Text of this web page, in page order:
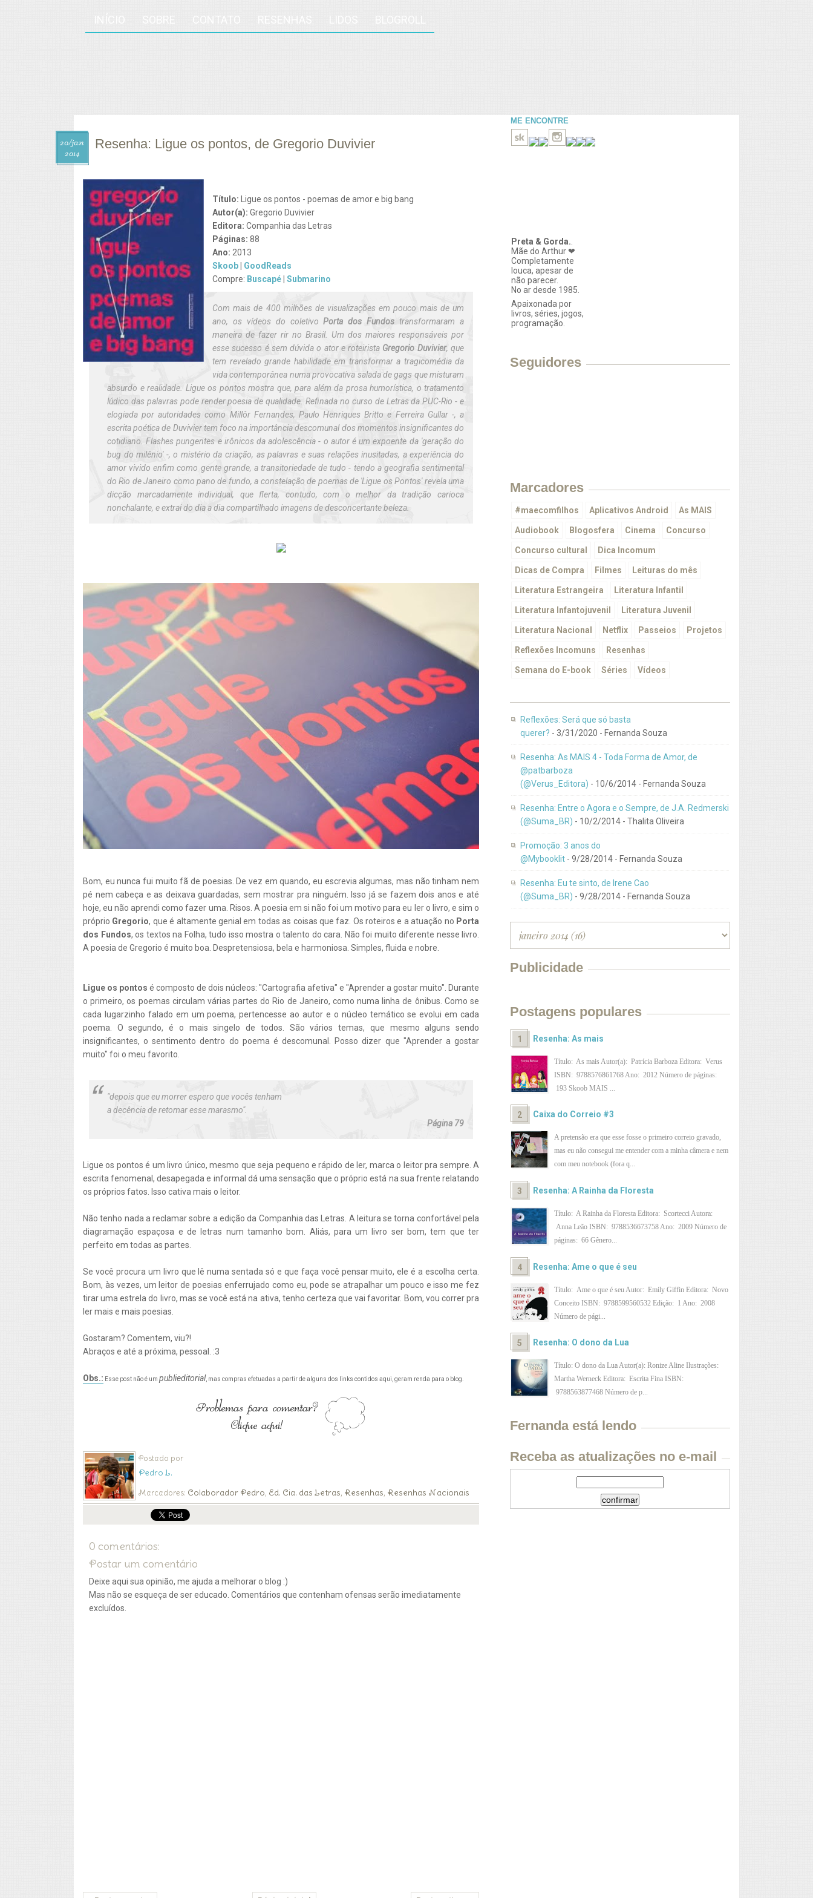
Resenha: Ligue os pontos, de Gregorio Duvivier
20/jan
2014
Título:
Ligue os pontos - poemas de amor e big bang
Autor(a): Gregorio Duvivier
Editora: Companhia das Letras
Páginas: 88
Ano: 2013
Skoob
GoodReads
Compre: Buscapé Submarino
Com mais de 400 milhões de visualizações em pouco mais de um
ano, os vídeos do coletivoPorta dos Fundos transformaram a
maneira de fazer rir no Brasil. Um dos maiores responsáveis por
esse sucesso é sem dúvida o ator e roteirista Gregorio Duvivier, que
tem revelado grande habilidade em transformar a tragicomédia da
vida contemporânea numa provocativa salada de gags que misturam
absurdo e realidade. Ligue os pontosmostra que, para além da prosa humorística, o tratamento
lúdico das palavras pode render poesia de qualidade. Refinada no curso de Letras da PUC-Rio - e
elogiada por autoridades como Millôr Fernandes, Paulo Henriques Britto e Ferreira Gullar -, a
escrita poética de Duviviertem foco na importância descomunal dos momentos insignificantes do
cotidiano. Flashes pungentes e irônicos da adolescência - o autor é um expoente da 'geração do
bug do milênio' -, o mistério da criação, as palavras e suas relações inusitadas, a experiência do
amor vivido enfim como gente grande, a transitoriedade de tudo - tendo a geografia sentimental
do Rio de Janeiro como pano de fundo, a constelação de poemas de 'Ligue os Pontos' revela uma
dicção marcadamente individual, que flerta, contudo, com o melhor da tradição carioca
nonchalante, e extrai do dia a dia compartilhado imagens de desconcertante beleza.
Bom, eu nunca fui muito fã de poesias. De vez em quando, eu escrevia algumas, mas não tinham nem
pé nem cabeça e as deixava guardadas, sem mostrar pra ninguém. Isso já se fazem dois anos e até
hoje, eu não aprendi como fazer uma. Risos. A poesia em si não foi um motivo para eu ler o livro, e sim o
próprio Gregorio, que é altamente genial em todas as coisas que faz. Os roteiros e a atuação no Porta
dos Fundos, os textos na Folha, tudo isso mostra o talento do cara. Não foi muito diferente nesse livro.
A poesia de Gregorio é muito boa. Despretensiosa, bela e harmoniosa. Simples, fluida e nobre.
Ligue os pontos é composto de dois núcleos: "Cartografia afetiva" e "Aprender a gostar muito". Durante
o primeiro, os poemas circulam várias partes do Rio de Janeiro, como numa linha de ônibus. Como se
cada lugarzinho falado em um poema, pertencesse ao autor e o núcleo temático se evolui em cada
poema. O segundo, é o mais singelo de todos. São vários temas, que mesmo alguns sendo
insignificantes, o sentimento dentro do poema é descomunal. Posso dizer que "Aprender a gostar
muito" foi o meu favorito.
"depois que eu morrer espero que vocês tenham
a decência de retomar esse marasmo".
Página 79
Ligue os pontos é um livro único, mesmo que seja pequeno e rápido de ler, marca o leitor pra sempre. A
escrita fenomenal, desapegada e informal dá uma sensação que o próprio está na sua frente relatando
os próprios fatos. Isso cativa mais o leitor.
Não tenho nada a reclamar sobre a edição da Companhia das Letras. A leitura se torna confortável pela
diagramação espaçosa e de letras num tamanho bom. Aliás, para um livro ser bom, tem que ter
perfeito em todas as partes.
Se você procura um livro que lê numa sentada só e que faça você pensar muito, ele é a escolha certa.
Bom, às vezes, um leitor de poesias enferrujado como eu, pode se atrapalhar um pouco e isso me fez
tirar uma estrela do livro, mas se você está na ativa, tenho certeza que vai favoritar. Bom, vou correr pra
ler mais e mais poesias.
Gostaram? Comentem, viu?!
Abraços e até a próxima, pessoal. :3
Obs.: Esse post não é um publieditorial , mas compras efetuadas a partir de alguns dos links contidos aqui, geram renda para o blog.
Postado por
Pedro L.
Marcadores: Colaborador Pedro, Ed. Cia. das Letras, Resenhas, Resenhas Nacionais
0 comentários:
Postar um comentário
Deixe aqui sua opinião, me ajuda a melhorar o blog :)
Mas não se esqueça de ser educado. Comentários que contenham ofensas serão imediatamente
excluídos.
ME ENCONTRE
Preta & Gorda.
Mãe do Arthur ❤
Completamente
louca, apesar de
não parecer.
No ar desde 1985.
Apaixonada por
livros, séries, jogos,
programação.
Seguidores
Marcadores
#maecomfilhos Aplicativos Android As MAIS
Audiobook Blogosfera Cinema Concurso
Concurso cultural Dica Incomum
Dicas de Compra Filmes Leituras do mês
Literatura Estrangeira Literatura Infantil
Literatura Infantojuvenil Literatura Juvenil
Literatura Nacional Netflix Passeios Projetos
Reflexões Incomuns Resenhas
Semana do E-book Séries Vídeos
Reflexões: Será que só basta
querer? - 3/31/2020 - Fernanda Souza
Resenha: As MAIS 4 - Toda Forma de Amor, de
@patbarboza
(@Verus_Editora) - 10/6/2014 - Fernanda Souza
Resenha: Entre o Agora e o Sempre, de J.A. Redmerski
(@Suma_BR) - 10/2/2014 - Thalita Oliveira
Promoção: 3 anos do
@Mybooklit - 9/28/2014 - Fernanda Souza
Resenha: Eu te sinto, de Irene Cao
(@Suma_BR) - 9/28/2014 - Fernanda Souza
Publicidade
Postagens populares
Resenha: As mais
Título: As mais Autor(a): Patrícia Barboza Editora: Verus
ISBN: 9788576861768 Ano: 2012 Número de páginas:
193 Skoob MAIS ...
Caixa do Correio #3
A pretensão era que esse fosse o primeiro correio gravado,
mas eu não consegui me entender com a minha câmera e nem
com meu notebook (fora q...
Resenha: A Rainha da Floresta
Título: A Rainha da Floresta Editora: Scortecci Autora:
Anna Leão ISBN: 9788536673758 Ano: 2009 Número de
páginas: 66 Gênero...
Resenha: Ame o que é seu
Título: Ame o que é seu Autor: Emily Giffin Editora: Novo
Conceito ISBN: 9788599560532 Edição: 1 Ano: 2008
Número de pági...
Resenha: O dono da Lua
Título: O dono da Lua Autor(a): Ronize Aline Ilustrações:
Martha Werneck Editora: Escrita Fina ISBN:
9788563877468 Número de p...
Fernanda está lendo
Receba as atualizações no e-mail